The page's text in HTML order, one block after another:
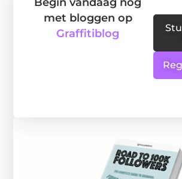
met bloggen op
Graffitiblog